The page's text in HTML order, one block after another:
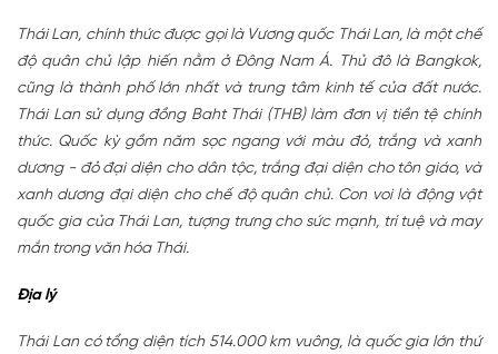
Thái Lan, chính thức được gọi là Vương quốc Thái Lan, là một chế
độ quân chủ lập hiến nằm ở Đông Nam Á. Thủ đô là Bangkok,
cũng là thành phố lớn nhất và trung tâm kinh tế của đất nước.
Thái Lan sử dụng đồng Baht Thái (THB) làm đơn vị tiền tệ chính
thức. Quốc kỳ gồm năm sọc ngang với màu đỏ, trắng và xanh
dương - đỏ đại diện cho dân tộc, trắng đại diện cho tôn giáo, và
xanh dương đại diện cho chế độ quân chủ. Con voi là động vật
quốc gia của Thái Lan, tượng trưng cho sức mạnh, trí tuệ và may
mắn trong văn hóa Thái.
Địa lý
Thái Lan có tổng diện tích 514.000 km vuông, là quốc gia lớn thứ